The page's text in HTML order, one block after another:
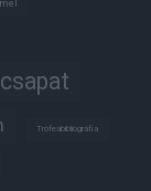
Trófeabibliográfia